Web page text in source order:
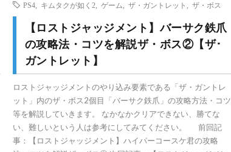
PS4
キムタクが如く2 ,ゲーム ,ザ・ガントレット ,ザ・ボス
【ロストジャッジメント】バーサク鉄爪
の攻略法・コツを解説ザ・ボス②【ザ･
ガントレット】
ロストジャッジメントのやり込み要素である「ザ・ガントレ
ット」内のザ・ボス2個目「バーサク鉄爪」の攻略方法・コツ
等を解説していきます。 なかなかクリアできない、勝てな
い、難しいという人は参考にしてみてください。 前回記
事：【ロストジャッジメント】ハイパーコースケ君の攻略